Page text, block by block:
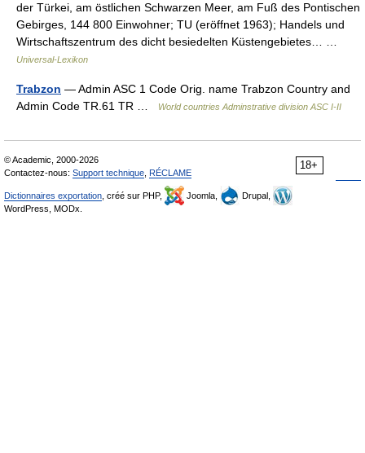
der Türkei, am östlichen Schwarzen Meer, am Fuß des Pontischen
Gebirges, 144 800 Einwohner; TU (eröffnet 1963); Handels und
Wirtschaftszentrum des dicht besiedelten Küstengebietes… …
Universal-Lexikon
Trabzon — Admin ASC 1 Code Orig. name Trabzon Country and
Admin Code TR.61 TR …
World countries Adminstrative division ASC I-II
18+
© Academic, 2000-2026
Contactez-nous: Support technique RÉCLAME
Dictionnaires exportation , créé sur PHP, Joomla,
Drupal,
WordPress, MODx.